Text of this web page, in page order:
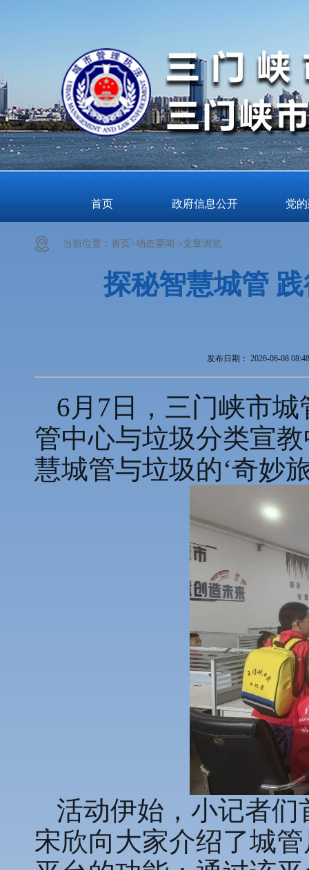
首页 政府信息公开 党
当前位置： 首页>动态要闻 >文章浏览
探秘智慧城管
发布日期： 2026-06-08 08:48
6月7日，三门峡市
管中心与垃圾分类宣
慧城管与垃圾的‘奇妙
活动伊始，小记者
宋欣向大家介绍了城